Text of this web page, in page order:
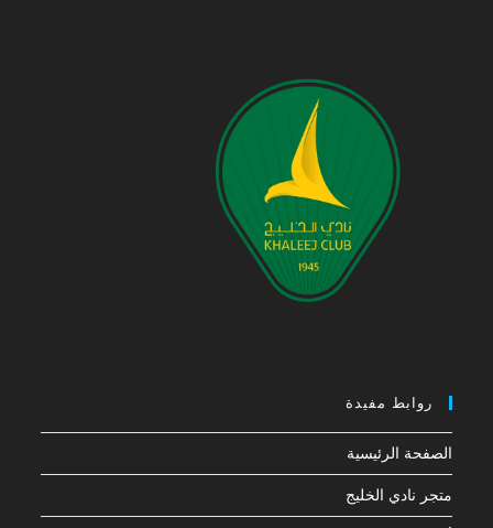
روابط مفيدة
الصفحة الرئيسية
متجر نادي الخليج